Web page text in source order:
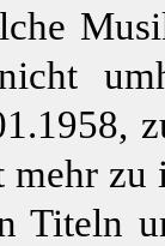
Titeln